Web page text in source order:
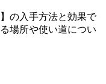
の入手方法と効果で
場所や使い道につい